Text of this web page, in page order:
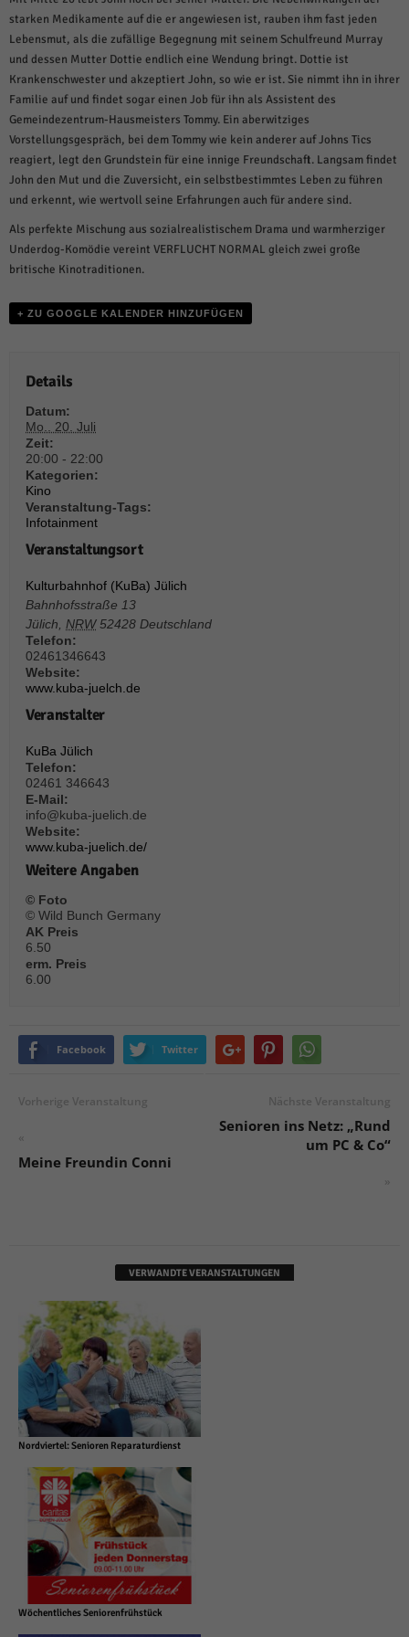
starken Medikamente auf die er angewiesen ist, rauben ihm fast jeden
Lebensmut, als die zufällige Begegnung mit seinem Schulfreund Murray
und dessen Mutter Dottie endlich eine Wendung bringt. Dottie ist
Krankenschwester und akzeptiert John, so wie er ist. Sie nimmt ihn in ihrer
Familie auf und findet sogar einen Job für ihn als Assistent des
Gemeindezentrum-Hausmeisters Tommy. Ein aberwitziges
Vorstellungsgespräch, bei dem Tommy wie kein anderer auf Johns Tics
reagiert, legt den Grundstein für eine innige Freundschaft. Langsam findet
John den Mut und die Zuversicht, ein selbstbestimmtes Leben zu führen
und erkennt, wie wertvoll seine Erfahrungen auch für andere sind.
Als perfekte Mischung aus sozialrealistischem Drama und warmherziger
Underdog-Komödie vereint VERFLUCHT NORMAL gleich zwei große
britische Kinotraditionen.
+ ZU GOOGLE KALENDER HINZUFÜGEN
Details
Datum:
Mo.. 20. Juli
Zeit:
20:00 - 22:00
Kategorien:
Kino
Veranstaltung-Tags:
Infotainment
Veranstaltungsort
Kulturbahnhof (KuBa) Jülich
Bahnhofsstraße 13
Jülich, NRW 52428 Deutschland
Telefon:
02461346643
Website:
www.kuba-juelch.de
Veranstalter
KuBa Jülich
Telefon:
02461 346643
E-Mail:
info@kuba-juelich.de
Website:
www.kuba-juelich.de/
Weitere Angaben
© Foto
© Wild Bunch Germany
AK Preis
6.50
erm. Preis
6.00
Facebook Twitter
Vorherige Veranstaltung
«
Meine Freundin Conni
Nächste Veranstaltung
Senioren ins Netz: „Rund
um PC & Co“
»
VERWANDTE VERANSTALTUNGEN
Nordviertel: Senioren Reparaturdienst
Wöchentliches Seniorenfrühstück
auswählen.
Alle akzeptieren Speichern und weiter
Zurück
Datenschutzeinstellungen
Essenziell (1)
Essenzielle Cookies ermöglichen grundlegende Funktionen und sind für die
einwandfreie Funktion der Website erforderlich.
Cookie-Informationen anzeigen
Statistiken (1)
Statistik Cookies erfassen Informationen anonym. Diese Informationen helfen
Cookie-Informationen anzeigen
Marketing-Cookies werden von Drittanbietern oder Publishern verwendet,
über Websites hinweg verfolgen.
Externe Medien (6)
Inhalte von Videoplattformen und Social-Media-Plattformen werden
standardmäßig blockiert. Wenn Cookies von externen Medien akzeptiert
mehr.
Cookie-Informationen anzeigen
powered by Borlabs Cookie